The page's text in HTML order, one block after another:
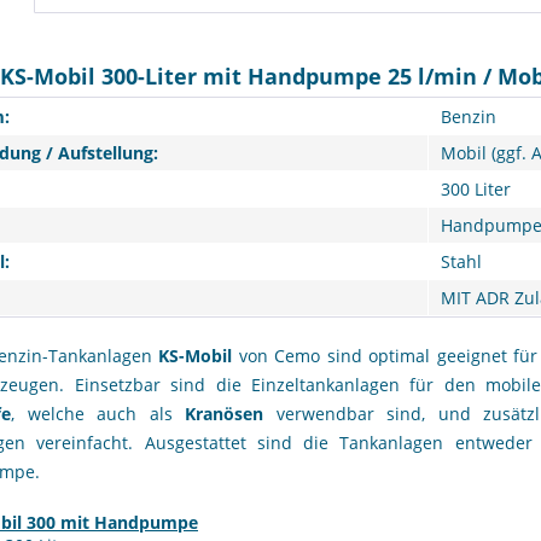
Mobil 300-Liter mit Handpumpe 25 l/min /
Benzin
/ Aufstellung:
Mobil (ggf.
300 Liter
Handpumpe
Stahl
MIT ADR
Tankanlagen KS-Mobil von Cemo sind optimal geeignet
Einsetzbar sind die Einzeltankanlagen für den
, welche auch als Kranösen verwendbar sind, und
vereinfacht. Ausgestattet sind die Tankanlagen
300 mit Handpumpe